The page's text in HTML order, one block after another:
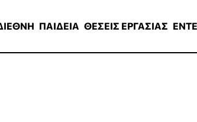
ΠΑΙΔΕΙΑ ΘΕΣΕΙΣ ΕΡΓΑΣΙΑΣ